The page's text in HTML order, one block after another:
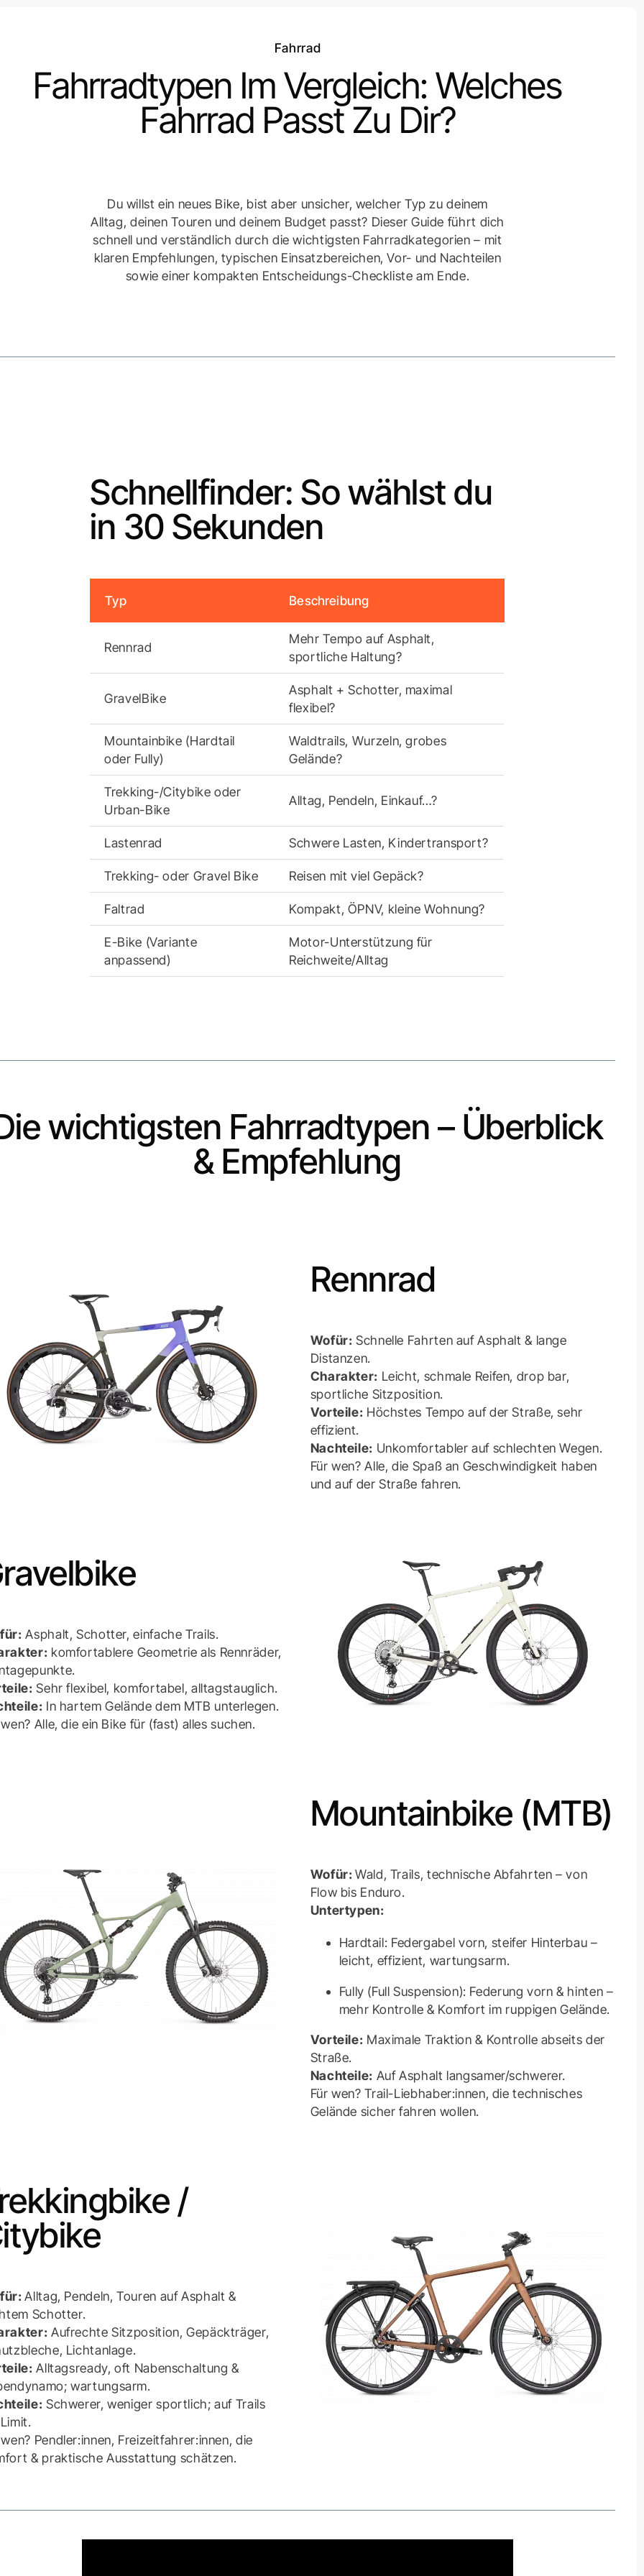
Fahrrad
Fahrradtypen Im Vergleich: Welches
Fahrrad Passt Zu Dir?
Du willst ein neues Bike, bist aber unsicher, welcher Typ zu deinem
Alltag, deinen Touren und deinem Budget passt? Dieser Guide führt dich
schnell und verständlich durch die wichtigsten Fahrradkategorien – mit
klaren Empfehlungen, typischen Einsatzbereichen, Vor- und Nachteilen
sowie einer kompakten Entscheidungs-Checkliste am Ende.
Schnellfinder: So wählst du
in 30 Sekunden
Typ Beschreibung
Rennrad
Mehr Tempo auf Asphalt,
sportliche Haltung?
GravelBike
Asphalt + Schotter, maximal
flexibel?
Mountainbike (Hardtail
oder Fully)
Waldtrails, Wurzeln, grobes
Gelände?
Trekking-/Citybike oder
Urban-Bike
Alltag, Pendeln, Einkauf…?
Lastenrad Schwere Lasten, Kindertransport?
Trekking- oder Gravel Bike Reisen mit viel Gepäck?
Faltrad Kompakt, ÖPNV, kleine Wohnung?
E-Bike (Variante
anpassend)
Motor-Unterstützung für
Reichweite/Alltag
wichtigsten Fahrradtypen – Überblick
& Empfehlung
Rennrad
Wofür: Schnelle Fahrten auf Asphalt & lange
Distanzen.
Charakter: Leicht, schmale Reifen, drop bar,
sportliche Sitzposition.
Vorteile: Höchstes Tempo auf der Straße, sehr
effizient.
Nachteile: Unkomfortabler auf schlechten Wegen.
Für wen? Alle, die Spaß an Geschwindigkeit haben
und auf der Straße fahren.
Asphalt, Schotter, einfache Trails.
komfortablere Geometrie als Rennräder,
Sehr flexibel, komfortabel, alltagstauglich.
In hartem Gelände dem MTB unterlegen.
Alle, die ein Bike für (fast) alles suchen.
Mountainbike (MTB)
Wofür:Wald, Trails, technische Abfahrten – von
Flow bis Enduro.
Untertypen:
Hardtail: Federgabel vorn, steifer Hinterbau –
leicht, effizient, wartungsarm.
Fully (Full Suspension): Federung vorn & hinten –
mehr Kontrolle & Komfort im ruppigen Gelände.
Vorteile: Maximale Traktion & Kontrolle abseits der
Straße.
Nachteile: Auf Asphalt langsamer/schwerer.
Für wen? Trail-Liebhaber:innen, die technisches
Gelände sicher fahren wollen.
/
Alltag, Pendeln, Touren auf Asphalt &
Schotter.
Aufrechte Sitzposition, Gepäckträger,
Lichtanlage.
Alltagsready, oft Nabenschaltung &
wartungsarm.
Schwerer, weniger sportlich; auf Trails
Pendler:innen, Freizeitfahrer:innen, die
& praktische Ausstattung schätzen.